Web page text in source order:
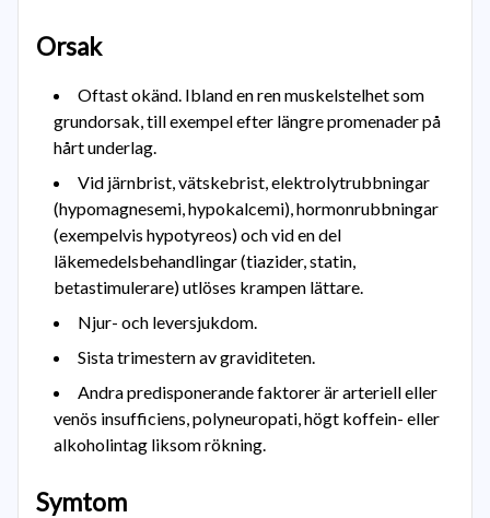
Orsak
Oftast okänd. Ibland en ren muskelstelhet som
grundorsak, till exempel efter längre promenader på
hårt underlag.
Vid järnbrist, vätskebrist, elektrolytrubbningar
(hypomagnesemi, hypokalcemi), hormonrubbningar
(exempelvis hypotyreos) och vid en del
läkemedelsbehandlingar (tiazider, statin,
betastimulerare) utlöses krampen lättare.
Njur- och leversjukdom.
Sista trimestern av graviditeten.
Andra predisponerande faktorer är arteriell eller
venös insufficiens, polyneuropati, högt koffein- eller
alkoholintag liksom rökning.
Symtom